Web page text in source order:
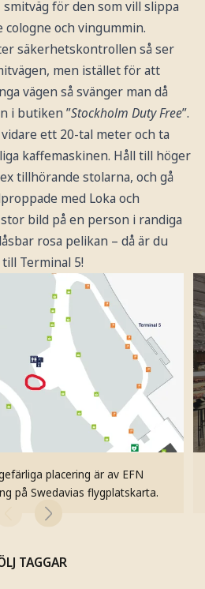
för den som vill slippa
cologne och vingummin.
säkerhetskontrollen så ser
men istället för att
vägen så svänger man då
i butiken ”Stockholm Duty Free”.
ett 20-tal meter och ta
kaffemaskinen. Håll till höger
tillhörande stolarna, och gå
med Loka och
bild på en person i randiga
rosa pelikan – då är du
Terminal 5!
placering är av EFN
på Swedavias flygplatskarta.
TAGGAR